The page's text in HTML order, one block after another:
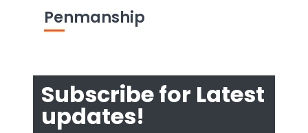
Penmanship
Subscribe for Latest
updates!